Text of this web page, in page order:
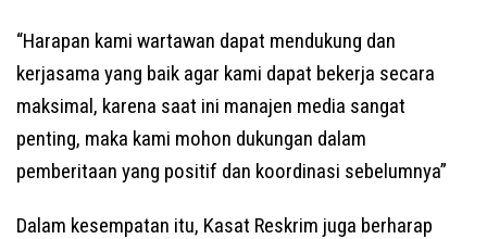
“Harapan kami wartawan dapat mendukung dan
kerjasama yang baik agar kami dapat bekerja secara
maksimal, karena saat ini manajen media sangat
penting, maka kami mohon dukungan dalam
pemberitaan yang positif dan koordinasi sebelumnya”
Dalam kesempatan itu, Kasat Reskrim juga berharap